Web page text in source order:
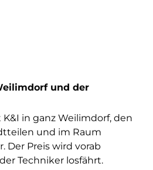
und der
K&I in ganz Weilimdorf, den
und im Raum
Der Preis wird vorab
Techniker losfährt.